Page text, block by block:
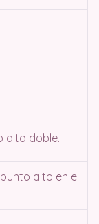
alto doble.
alto en el